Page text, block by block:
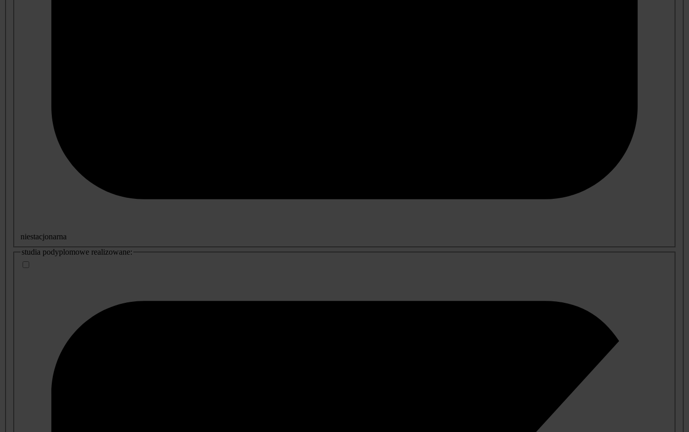
niestacjonarna
studia podyplomowe realizowane: